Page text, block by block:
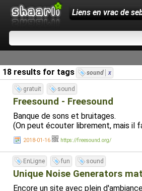
Liens en vrac de
18 results for tags
sound x
gratuit sound
Freesound - Freesound
Banque de sons et bruitages.
(On peut écouter librement, mais il
2018-01-16 https://freesound.org/
EnLigne fun sound
Unique Noise Generators
Encore un site avec plein